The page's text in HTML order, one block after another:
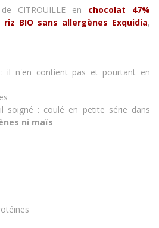
CITROUILLE en chocolat 47%
BIO sans allergènes Exquidia,
il n'en contient pas et pourtant en
soigné : coulé en petite série dans
ni maïs